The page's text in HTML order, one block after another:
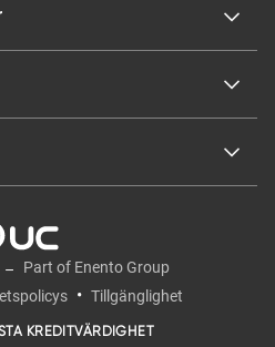
Part of Enento Group
Tillgänglighet